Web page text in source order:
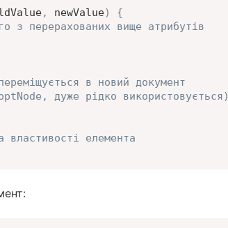
, newValue)
{
з перерахованих вище атрибутів
в новий документ
дуже рідко використовується)
елемента